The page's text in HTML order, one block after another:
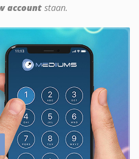
account staan.